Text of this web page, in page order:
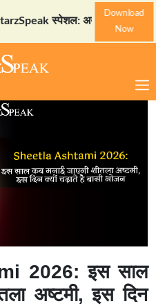
स्पेशल: अयोध्या दर्शन गाइड
Download
Now
2026: इस साल
अष्टमी, इस दिन